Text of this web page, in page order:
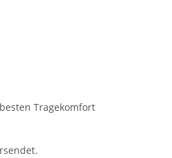
Tragekomfort